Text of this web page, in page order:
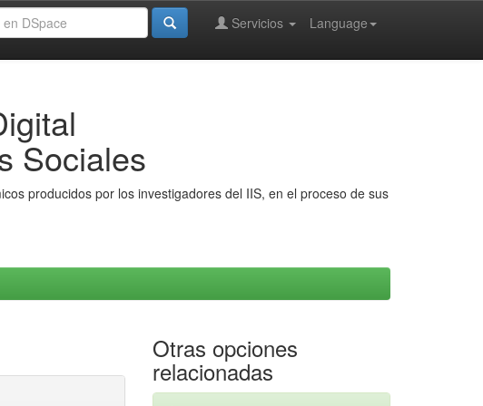
Language
Servicios
Sociales
producidos por los investigadores del IIS, en el proceso de sus
Otras opciones
relacionadas